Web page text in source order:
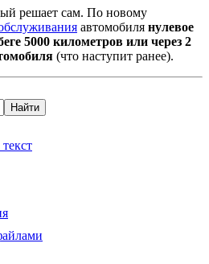
решает сам. По новому
автомобиля нулевое
5000 километров или через 2
(что наступит ранее).
Найти